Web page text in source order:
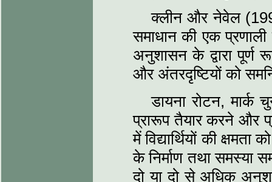
क्लीन और नेवेल
समाधान की एक
अनुशासन के द्वारा पूर्ण
और अंतरदृष्टियों को
डायना रोटन,
प्रारूप तैयार करने और
में विद्यार्थियों की
के निर्माण तथा समस्या
दो या दो से अधिक